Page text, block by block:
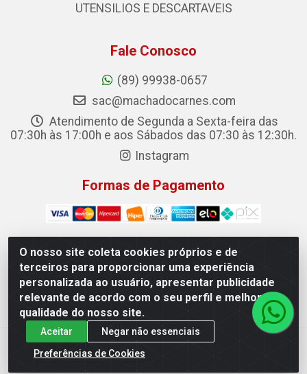
O nosso site coleta cookies próprios e de
terceiros para proporcionar uma experiência
personalizada ao usuário, apresentar publicidade
relevante de acordo com o seu perfil e melhorar a
qualidade do nosso site.
Aceitar
Negar não essenciais
Preferências de Cookies
UTENSILIOS E DESCARTAVEIS
Fale Conosco
(89) 99938-0657
sac@machadocarnes.com
Atendimento de Segunda a Sexta-feira das
07:30h às 17:00h e aos Sábados das 07:30 às 12:30h.
Instagram
Formas de Pagamento
Machado Carnes Distribuidora de Alimentos LTDA -
Logradouro: Avenida Candido Aleixo, 148 - Centro - Oeiras/PI
- CEP 64.500-000 - 31.391.008/0001-50